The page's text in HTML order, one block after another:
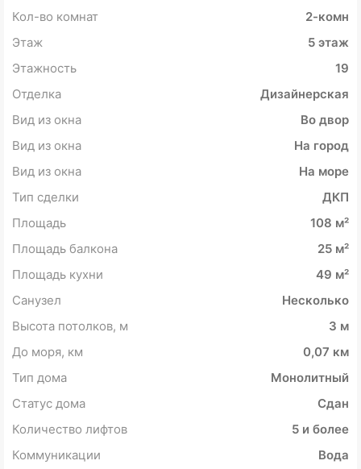
Кол-во комнат
2-комн
Этаж
5 этаж
Этажность
19
Отделка
Дизайнерская
Вид из окна
Во двор
Вид из окна
На город
Вид из окна
На море
Тип сделки
ДКП
Площадь
108 м²
Площадь балкона
25 м²
Площадь кухни
49 м²
Санузел
Несколько
Высота потолков, м
3 м
До моря, км
0,07 км
Тип дома
Монолитный
Статус дома
Сдан
Количество лифтов
5 и более
Коммуникации
Вода